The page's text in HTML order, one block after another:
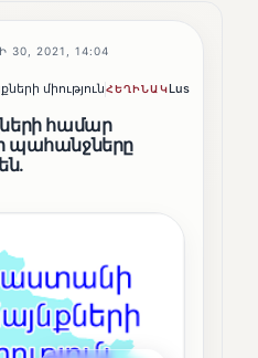
30, 2021, 14:04
միությունՀԵՂԻՆԱԿLusine
համար
պահանջները